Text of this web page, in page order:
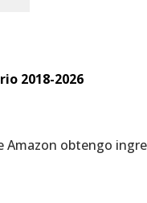
2018-2026
Amazon obtengo